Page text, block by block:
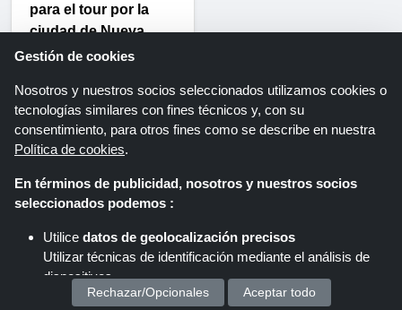
para el tour por la
ciudad de Nueva
Yorkoel cupón para
de París con entrada
a los monumentos
más emblemáticos.
¡Tu aventura comienza
ahora!
Visita
desbloquear tus
Gestión de cookies
Nosotros y nuestros socios seleccionados utilizamos cookies o
tecnologías similares con fines técnicos y, con su
consentimiento, para otros fines como se describe en nuestra
Política de cookies.
En términos de publicidad, nosotros y nuestros socios
seleccionados podemos :
Utilice datos de geolocalización precisos
Utilizar técnicas de identificación mediante el análisis de
dispositivos.
Almacenar y/o acceder a información en un dispositivo
Rechazar/Opcionales Aceptar todo